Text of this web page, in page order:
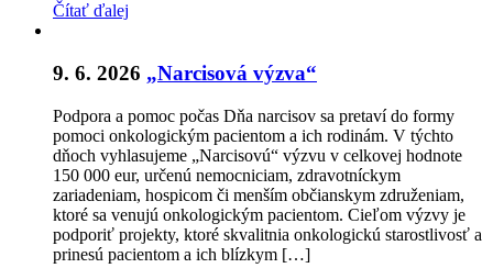
Čítať ďalej
9. 6. 2026 „Narcisová výzva“
Podpora a pomoc počas Dňa narcisov sa pretaví do formy
pomoci onkologickým pacientom a ich rodinám. V týchto
dňoch vyhlasujeme „Narcisovú“ výzvu v celkovej hodnote
150 000 eur, určenú nemocniciam, zdravotníckym
zariadeniam, hospicom či menším občianskym združeniam,
ktoré sa venujú onkologickým pacientom. Cieľom výzvy je
podporiť projekty, ktoré skvalitnia onkologickú starostlivosť a
prinesú pacientom a ich blízkym […]